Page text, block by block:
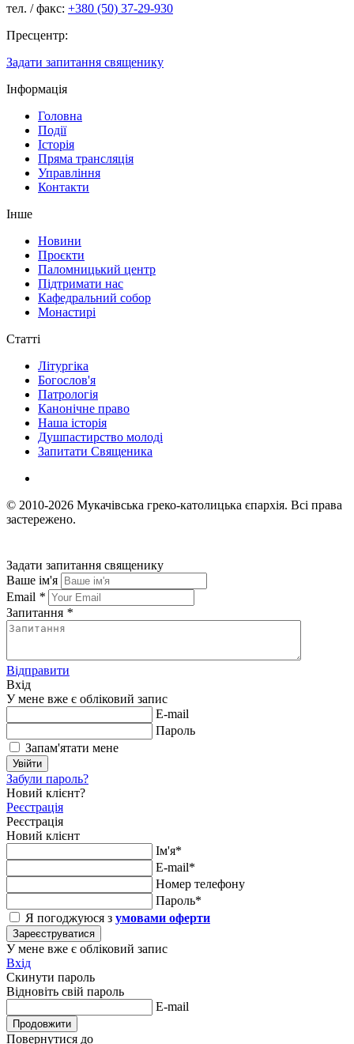
тел. / факс: +380 (50) 37-29-930
Пресцентр:
Задати запитання священику
Інформація
Головна
Події
Історія
Пряма трансляція
Управління
Контакти
Інше
Новини
Проєкти
Паломницький центр
Підтримати нас
Кафедральний собор
Монастирі
Статті
Літургіка
Богослов'я
Патрологія
Канонічне право
Наша історія
Душпастирство молоді
Запитати Священика
© 2010-2026 Мукачівська греко-католицька єпархія. Всі права
застережено.
Задати запитання священику
Ваше ім'я
Email *
Запитання *
Відправити
Вхід
У мене вже є обліковий запис
E-mail
Пароль
Запам'ятати мене
Увійти
Забули пароль?
Новий клієнт?
Реєстрація
Реєстрація
Новий клієнт
Ім'я*
E-mail*
Номер телефону
Пароль*
Я погоджуюся з умовами оферти
Зареєструватися
У мене вже є обліковий запис
Вхід
Скинути пароль
Відновіть свій пароль
E-mail
Продовжити
Повернутися до